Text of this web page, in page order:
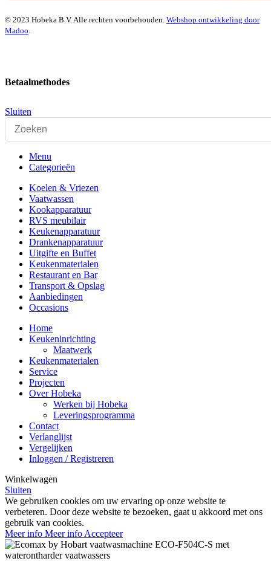
© 2023 Hobeka B.V. Alle rechten voorbehouden. Webshop ontwikkeling door
Madoo.
Betaalmethodes
Sluiten
Menu
Categorieën
Koelen & Vriezen
Vaatwassen
Kookapparatuur
RVS meubilair
Keukenapparatuur
Drankenapparatuur
Uitgifte en Buffet
Keukenmaterialen
Restaurant en Bar
Transport & Opslag
Aanbiedingen
Occasions
Home
Keukeninrichting
Maatwerk
Keukenmaterialen
Service
Projecten
Over Hobeka
Werken bij Hobeka
Leveringsprogramma
Contact
Verlanglijst
Vergelijken
Inloggen / Registreren
Winkelwagen
Sluiten
We gebruiken cookies om uw ervaring op onze website te
verbeteren. Door deze website te bezoeken, gaat u akkoord met ons
gebruik van cookies.
Meer info Meer info Accepteer